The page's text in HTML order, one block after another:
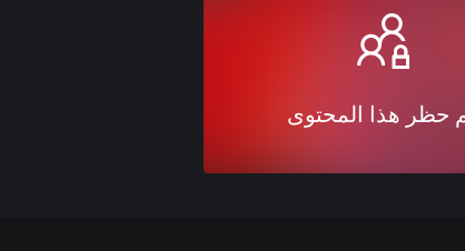
حظر هذا المحتوى